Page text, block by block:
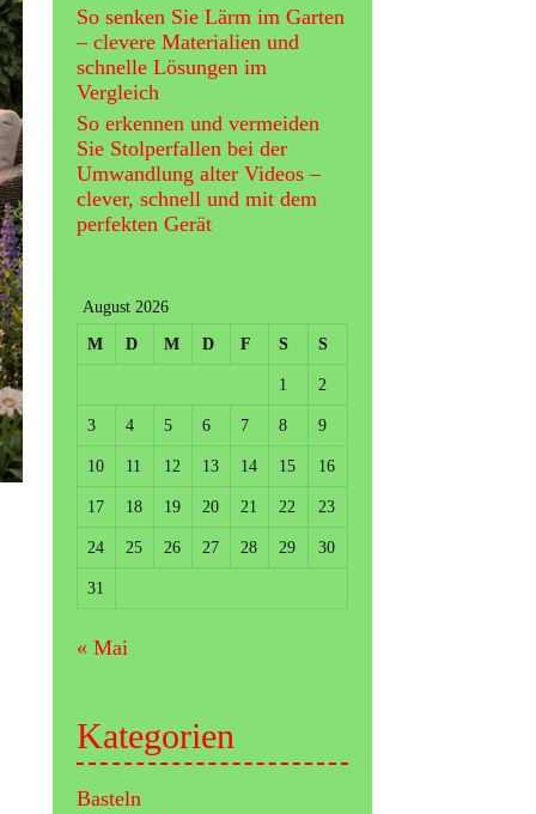
So senken Sie Lärm im Garten
– clevere Materialien und
schnelle Lösungen im
Vergleich
So erkennen und vermeiden
Sie Stolperfallen bei der
Umwandlung alter Videos –
clever, schnell und mit dem
perfekten Gerät
August 2026
M
D M D F S S
1 2
3 4 5 6 7 8 9
10 11 12 13 14 15 16
17 18 19 20 21 22 23
24 25 26 27 28 29 30
31
« Mai
Kategorien
Basteln